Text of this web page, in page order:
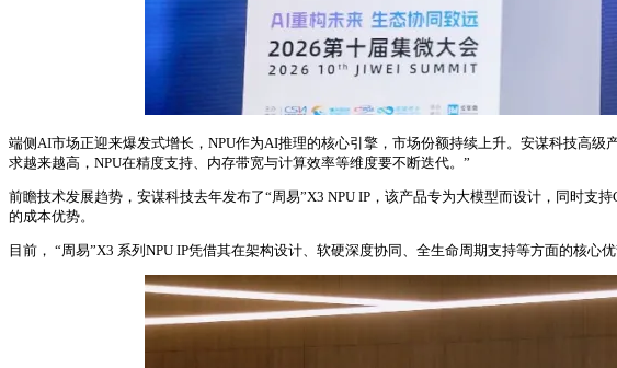
端侧AI市场正迎来爆发式增长，NPU作为AI推理的核心引擎，市场份额持续上升。安谋科技高
求越来越高，NPU在精度支持、内存带宽与计算效率等维度要不断迭代。”
前瞻技术发展趋势，安谋科技去年发布了“周易”X3 NPU IP，该产品专为大模型而设计，同时
的成本优势。
目前， “周易”X3 系列NPU IP凭借其在架构设计、软硬深度协同、全生命周期支持等方面的核心